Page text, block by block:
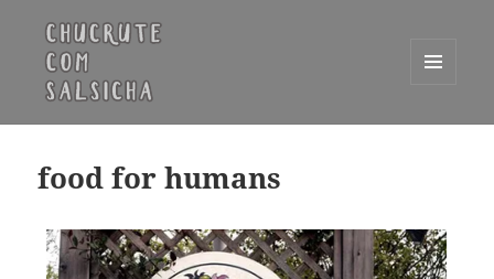
WIDGETS
food for humans